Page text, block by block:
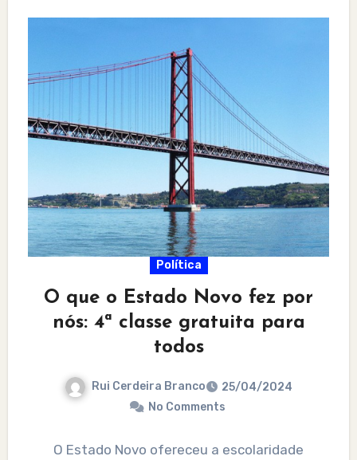
Política
O que o Estado Novo fez por
nós: 4ª classe gratuita para
todos
Rui Cerdeira Branco
25/04/2024
No Comments
O Estado Novo ofereceu a escolaridade